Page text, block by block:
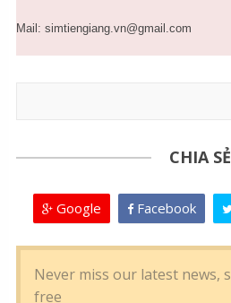
Mail: simtiengiang.vn@gmail.com
CHIA SẺ
Google Facebook